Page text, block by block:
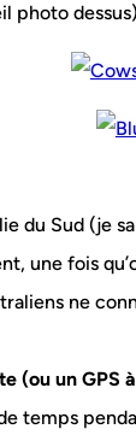
photo
du Sud (je
une fois
ne
(ou un GPS
temps